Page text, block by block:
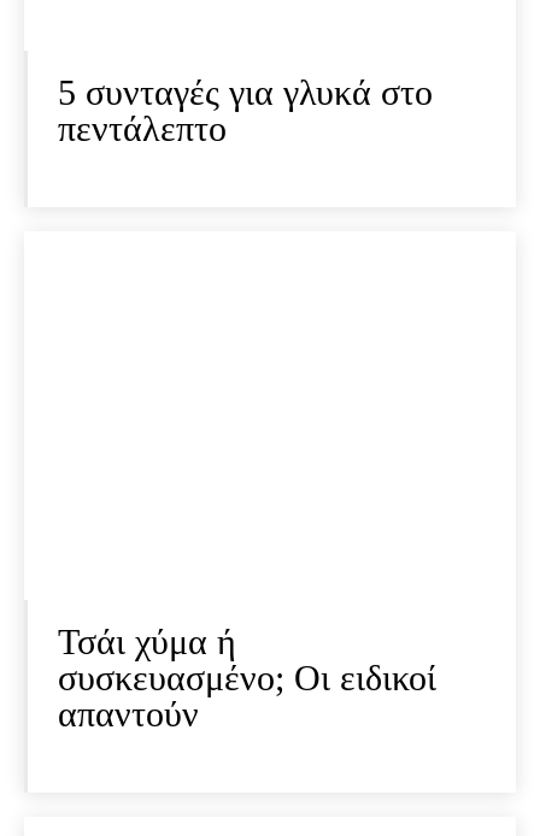
5 συνταγές για γλυκά στο
πεντάλεπτο
Τσάι χύμα ή
συσκευασμένο; Οι ειδικοί
απαντούν